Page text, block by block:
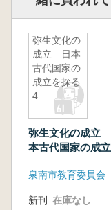
弥生文化の
成立 日本
古代国家の
成立を探る
4
弥生文化の成立
本古代国家の成
泉南市教育委員会
新刊 在庫なし